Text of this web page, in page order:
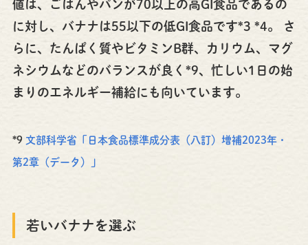
値は、ごはんやパンが70以上の高GI食品であるの
に対し、バナナは55以下の低GI食品です*3 *4。 さ
らに、たんぱく質やビタミンB群、カリウム、マグ
ネシウムなどのバランスが良く*9、忙しい1日の始
まりのエネルギー補給にも向いています。
*9 文部科学省「日本食品標準成分表（八訂）増補2023年・
第2章（データ）」
若いバナナを選ぶ